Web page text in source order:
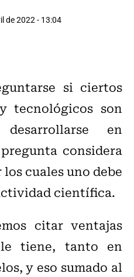
de 2022 - 13:04
si ciertos
tecnológicos son
en
considera
cuales uno debe
científica.
citar ventajas
tiene, tanto en
y eso sumado al